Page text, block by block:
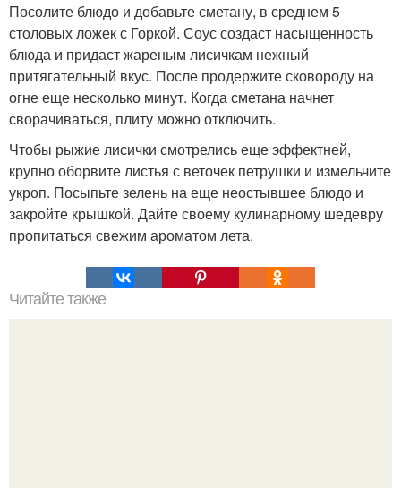
Посолите блюдо и добавьте сметану, в среднем 5
столовых ложек с Горкой. Соус создаст насыщенность
блюда и придаст жареным лисичкам нежный
притягательный вкус. После продержите сковороду на
огне еще несколько минут. Когда сметана начнет
сворачиваться, плиту можно отключить.
Чтобы рыжие лисички смотрелись еще эффектней,
крупно оборвите листья с веточек петрушки и измельчите
укроп. Посыпьте зелень на еще неостывшее блюдо и
закройте крышкой. Дайте своему кулинарному шедевру
пропитаться свежим ароматом лета.
Читайте также